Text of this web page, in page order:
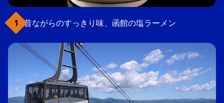
昔ながらのすっきり味、函館の塩ラーメン